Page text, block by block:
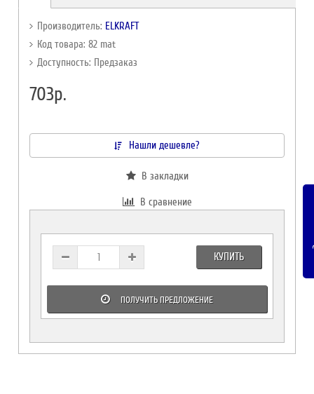
Производитель: ELKRAFT
Код товара: 82 mat
Доступность: Предзаказ
703р.
Нашли дешевле?
В закладки
В сравнение
КУПИТЬ
ПОЛУЧИТЬ ПРЕДЛОЖЕНИЕ